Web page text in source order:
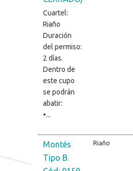
Cuartel:
Riaño
Duración
del permiso:
2 días.
Dentro de
este cupo
se podrán
abatir:
•...
Montés
Tipo B.
Riaño